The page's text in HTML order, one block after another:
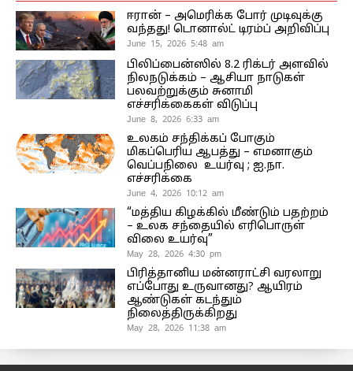
ஈரான் – அமெரிக்க போர் முடிவுக்கு
வந்தது! டொனால்ட் டிரம்ப் அறிவிப்பு
June 15, 2026 5:48 am
பிலிப்பைன்ஸில் 8.2 ரிக்டர் அளவில்
நிலநடுக்கம் – ஆசியா நாடுகள்
பலவற்றுக்கும் சுனாமி
எச்சரிக்கைகள் விடுப்பு
June 8, 2026 6:33 am
உலகம் சந்திக்கப் போகும்
மிகப்பெரிய ஆபத்து – எமனாகும்
வெப்பநிலை உயர்வு ; ஐ.நா.
எச்சரிக்கை
June 4, 2026 10:12 am
“மத்திய கிழக்கில் மீண்டும் பதற்றம்
– உலக சந்தையில் எரிபொருள்
விலை உயர்வு”
May 28, 2026 4:30 pm
பிரித்தானிய மன்னராட்சி வரலாறு
எப்போது உருவானது? ஆயிரம்
ஆண்டுகள் கடந்தும்
நிலைத்திருக்கிறது
May 28, 2026 11:38 am